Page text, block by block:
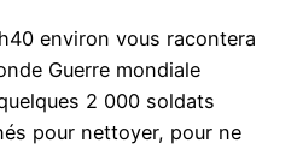
environ vous racontera
Guerre mondiale
2 000 soldats
pour nettoyer, pour ne